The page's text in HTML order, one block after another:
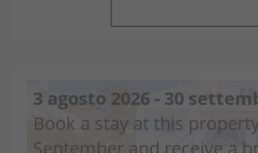
3 agosto 2026 - 30
Book a stay at this